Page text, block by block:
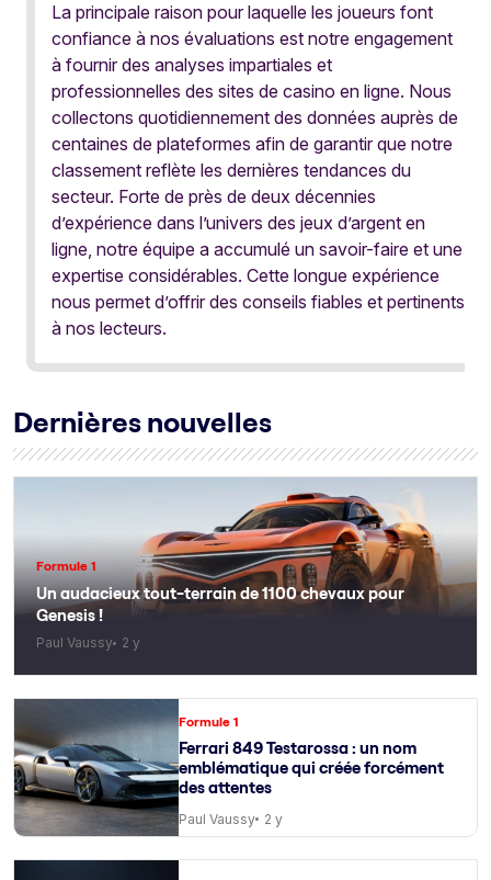
La principale raison pour laquelle les joueurs font
confiance à nos évaluations est notre engagement
à fournir des analyses impartiales et
professionnelles des sites de casino en ligne. Nous
collectons quotidiennement des données auprès de
centaines de plateformes afin de garantir que notre
classement reflète les dernières tendances du
secteur. Forte de près de deux décennies
d’expérience dans l’univers des jeux d’argent en
ligne, notre équipe a accumulé un savoir-faire et une
expertise considérables. Cette longue expérience
nous permet d’offrir des conseils fiables et pertinents
à nos lecteurs.
Dernières nouvelles
Formule 1
Un audacieux tout-terrain de 1100 chevaux pour
Genesis !
Paul Vaussy 2 y
Formule 1
Ferrari 849 Testarossa : un nom
emblématique qui créée forcément
des attentes
Paul Vaussy 2 y